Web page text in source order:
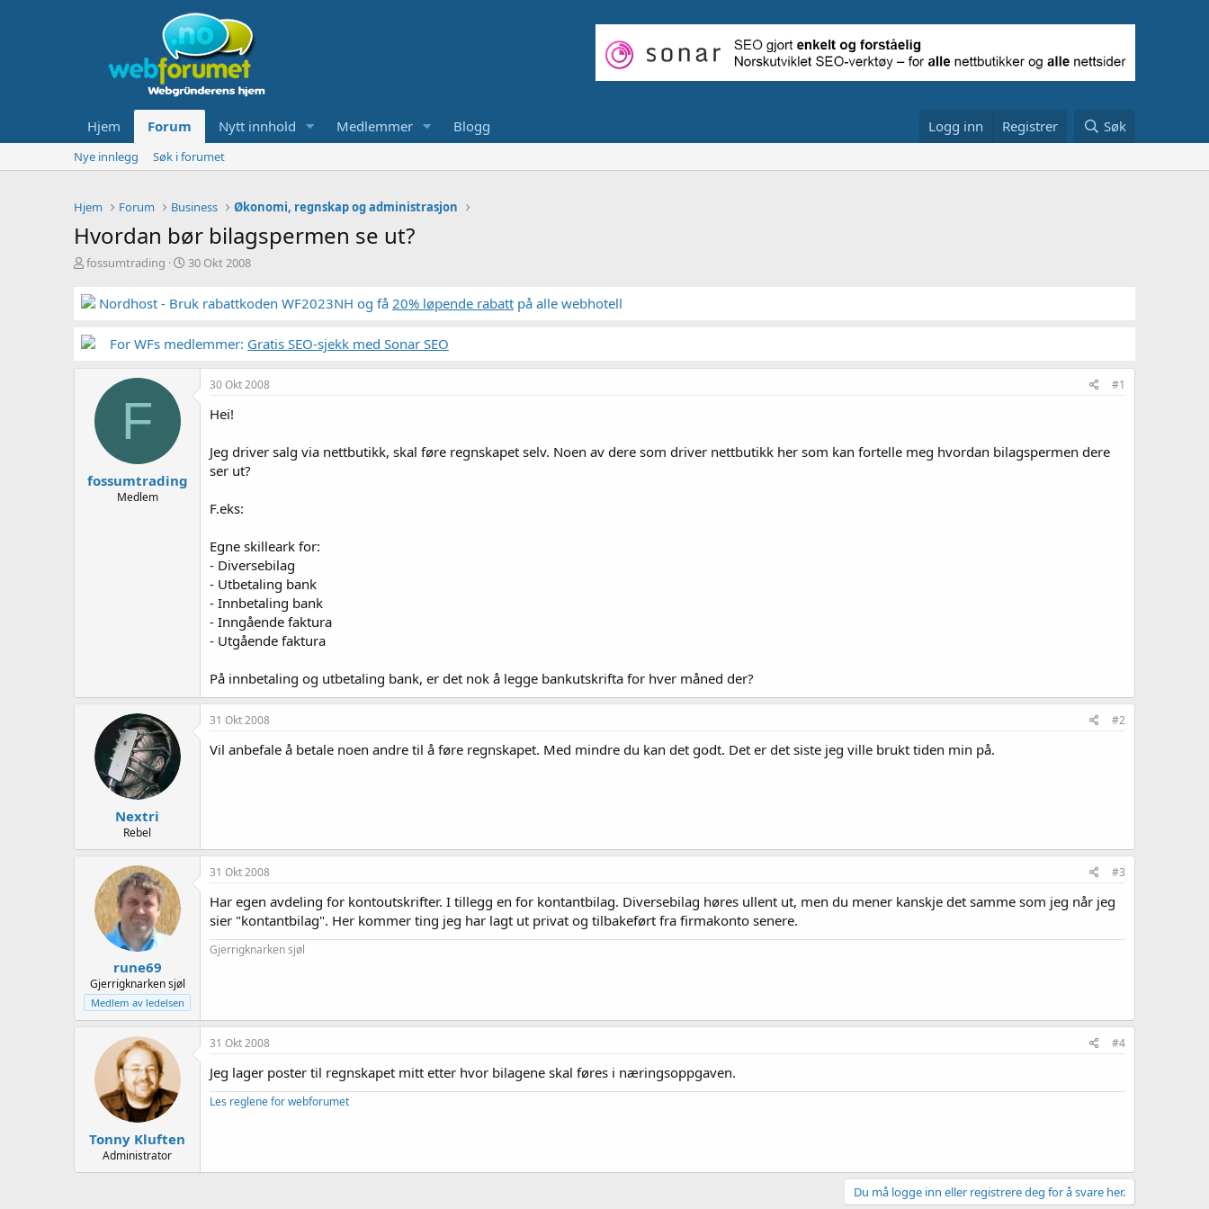
Hjem Forum Nytt innhold Medlemmer Blogg Logg inn Registrer Søk
Nye innlegg Søk i forumet
Hjem Forum Business Økonomi, regnskap og administrasjon
Hvordan bør bilagspermen se ut?
T
å
d
t
fossumtrading
S
r
d
30 Okt 2008
Nordhost - Bruk rabattkoden WF2023NH og få 20% løpende rabatt på alle webhotell
For WFs medlemmer: Gratis SEO-sjekk med Sonar SEO
F
fossumtrading
Medlem
30 Okt 2008 #1
Hei!
Jeg driver salg via nettbutikk, skal føre regnskapet selv. Noen av dere som driver nettbutikk her som kan fortelle meg hvordan bilagspermen dere
ser ut?
F.eks:
Egne skilleark for:
- Diversebilag
- Utbetaling bank
- Innbetaling bank
- Inngående faktura
- Utgående faktura
På innbetaling og utbetaling bank, er det nok å legge bankutskrifta for hver måned der?
Nextri
Rebel
31 Okt 2008 #2
Vil anbefale å betale noen andre til å føre regnskapet. Med mindre du kan det godt. Det er det siste jeg ville brukt tiden min på.
rune69
Gjerrigknarken sjøl
Medlem av ledelsen
31 Okt 2008 #3
Har egen avdeling for kontoutskrifter. I tillegg en for kontantbilag. Diversebilag høres ullent ut, men du mener kanskje det samme som jeg når jeg
sier "kontantbilag". Her kommer ting jeg har lagt ut privat og tilbakeført fra firmakonto senere.
Gjerrigknarken sjøl
Tonny Kluften
Administrator
31 Okt 2008 #4
Jeg lager poster til regnskapet mitt etter hvor bilagene skal føres i næringsoppgaven.
Les reglene for webforumet
Du må logge inn eller registrere deg for å svare her.